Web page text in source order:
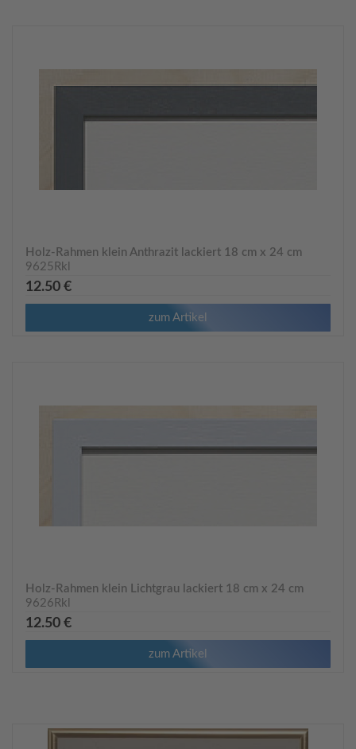
Holz-Rahmen klein Anthrazit lackiert 18 cm x 24 cm
9625Rkl
12.50 €
zum Artikel
Holz-Rahmen klein Lichtgrau lackiert 18 cm x 24 cm
9626Rkl
12.50 €
zum Artikel